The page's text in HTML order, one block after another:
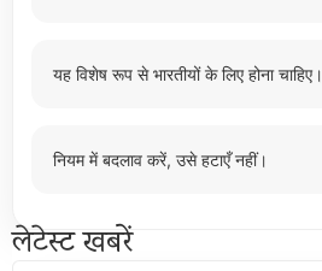
यह विशेष रूप से भारतीयों के लिए होना चाहिए।
नियम में बदलाव करें, उसे हटाएँ नहीं।
लेटेस्ट खबरें